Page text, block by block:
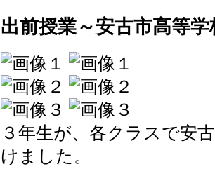
出前授業～安古市高等学
３年生が、各クラスで安
けました。